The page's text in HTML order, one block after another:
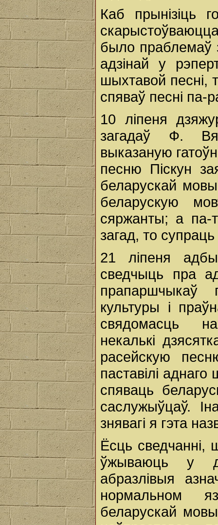
Каб прынізіць
было праблемаў
адзінай у
шыхтавой песні,
спяваў песні па-
10 ліпеня
загадаў Ф.
выказаную
песню Піскун
беларускай
беларускую
сяржанты; а па-
загад, то
21 ліпеня
сведчыць пра
прапаршчыкаў
культуры і
свядомасць
некалькі
расейскую
паставілі
спяваць
саслужыўцаў.
знявагі я гэта
Ёсць сведчанні,
ўжываюць у
абразлівыя
нормальном
беларускай